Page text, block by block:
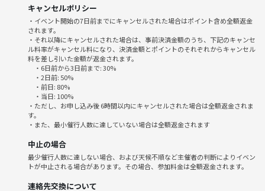
また途中参加・途中退席OKです
ドタ参については連絡して頂ければ対応いたします
仕事終わりの方が多いかなと思いますので
途中参加者がスムーズに合流できるように誘導します^ ^
９割が１人参加なので気軽にご参加下さい^ ^
もちろん途中参加、途中退席も自由となります
こんな方が多く参加されてます
・とにかく元気になりたい人
・20~30代の方(先日21歳の就活生さんが来ました！)
・田舎から上京して友達がいなくなってしまった人
キャンセルポリシー
・イベント開始の7日前までにキャンセルされた場合はポイント含め全額返金
されます。
・それ以降にキャンセルされた場合は、事前決済金額のうち、下記のキャンセ
ル料率がキャンセル料になり、決済金額とポイントのそれぞれからキャンセル
料を差し引いた金額が返金されます。
・6日前から3日前まで: 30%
・2日前: 50%
・前日: 80%
・当日: 100%
・ただし、お申し込み後 6時間以内にキャンセルされた場合は全額返金されま
す。
・また、最小催行人数に達していない場合は全額返金されます
中止の場合
最少催行人数に達しない場合、および天候不順など主催者の判断によりイベン
トが中止される場合があります。その場合、参加料金は全額返金されます。
連絡先交換について